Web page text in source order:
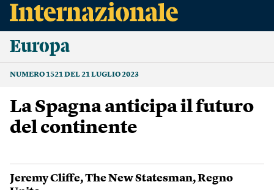
Europa
NUMERO 1521 DEL 21 LUGLIO 2023
La Spagna anticipa il futuro
del continente
Jeremy Cliffe,The New Statesman,Regno